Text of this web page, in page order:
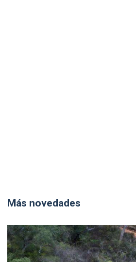
Más novedades